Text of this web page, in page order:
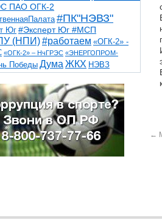
ПАО ОГК-2
#ПК"НЭВЗ"
Юг #Эксперт Юг #МСП
(НПИ)#работаем «ОГК-2» -
«ОГК-2» – НчГРЭС «ЭНЕРГОПРОМ-
Победы Дума ЖКХ НЭВЗ
ТНТ
ветераны выборы
казаки коррупция космос
палата парк пожар роща
транспорт художники
←